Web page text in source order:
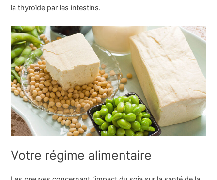
la thyroïde par les intestins.
Votre régime alimentaire